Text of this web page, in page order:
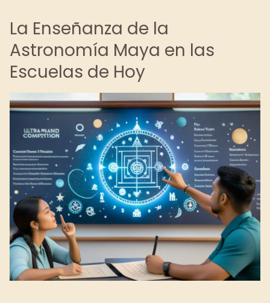
La Enseñanza de la
Astronomía Maya en las
Escuelas de Hoy